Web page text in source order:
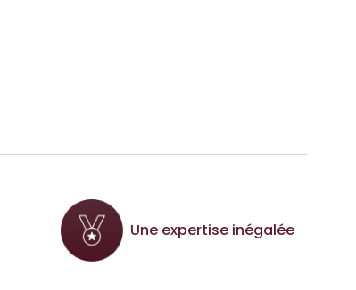
Une expertise inégalée